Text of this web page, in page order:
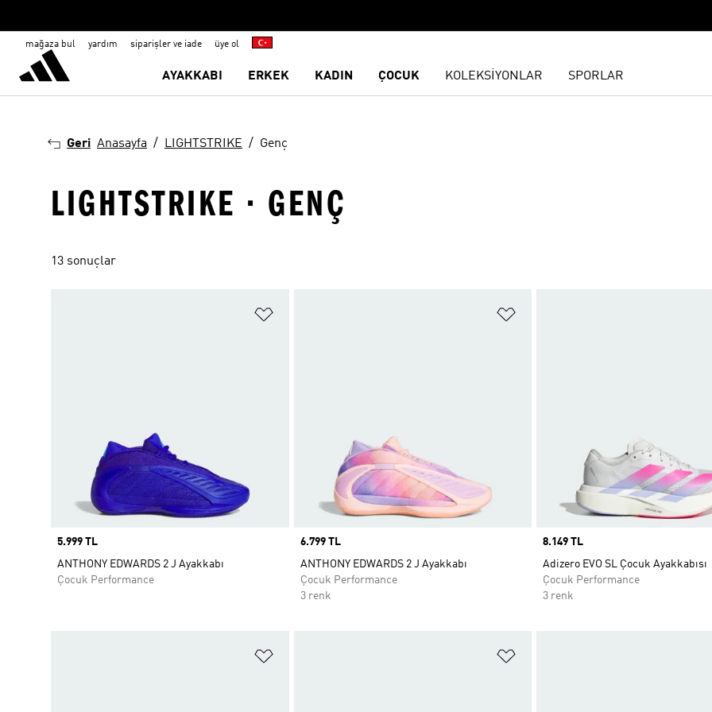
mağaza bul yardım siparişler ve iade üye ol
AYAKKABI ERKEK KADIN ÇOCUK KOLEKSİYONLAR SPORLAR
Geri Anasayfa LIGHTSTRIKE Genç
LIGHTSTRIKE · GENÇ
13 sonuçlar
Price
5.999 TL
ANTHONY EDWARDS 2 J Ayakkabı
Çocuk Performance
Price
6.799 TL
ANTHONY EDWARDS 2 J Ayakkabı
Çocuk Performance
3 renk
Price
8.149 TL
Adizero EVO SL Çocuk Ayakkabısı
Çocuk Performance
3 renk